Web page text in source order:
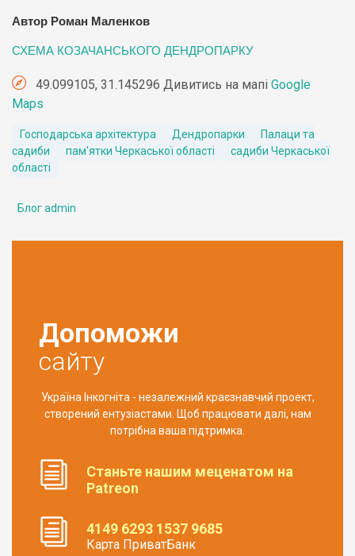
Автор Роман Маленков
СХЕМА КОЗАЧАНСЬКОГО ДЕНДРОПАРКУ
49.099105, 31.145296 Дивитись на мапі Google
Maps
Господарська архітектура Дендропарки
Палаци та
садиби
пам'ятки Черкаської області
садиби Черкаської
області
Блог admin
Допоможи
сайту
Україна Інкогніта - незалежний краєзнавчий проект,
створений ентузіастами. Щоб працювати далі, нам
потрібна ваша підтримка.
Станьте нашим меценатом на
Patreon
4149 6293 1537 9685
Карта ПриватБанк